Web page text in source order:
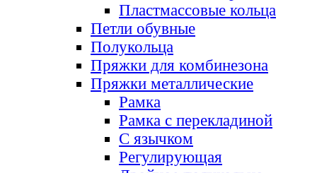
Пластмассовые кольца
Петли обувные
Полукольца
Пряжки для комбинезона
Пряжки металлические
Рамка
Рамка с перекладиной
С язычком
Регулирующая